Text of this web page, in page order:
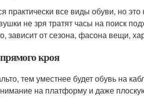
практически все виды обуви, но
не зря тратят часы на поиск
зависит от сезона, фасона вещи,
кроя
тем уместнее будет обувь на
на платформу и даже